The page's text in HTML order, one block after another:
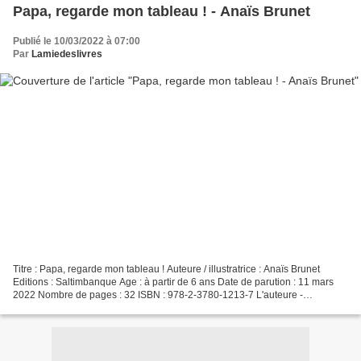
Papa, regarde mon tableau ! - Anaïs Brunet
Publié le 10/03/2022 à 07:00
Par Lamiedeslivres
Titre : Papa, regarde mon tableau ! Auteure / illustratrice : Anaïs Brunet
Editions : Saltimbanque Age : à partir de 6 ans Date de parution : 11 mars
2022 Nombre de pages : 32 ISBN : 978-2-3780-1213-7 L'auteure -